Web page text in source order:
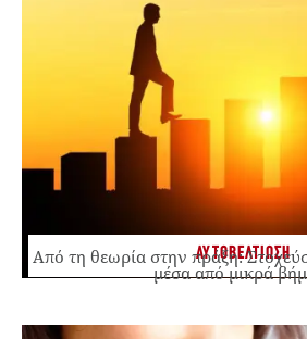
ΑΥΤΟΒΕΛΤΙΩΣΗ
Από τη θεωρία στην πράξη:
μέσα από μικρά